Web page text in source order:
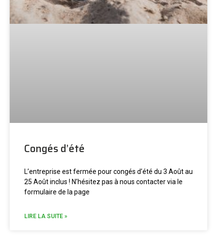
Congés d’été
L’entreprise est fermée pour congés d’été du 3 Août au
25 Août inclus ! N’hésitez pas à nous contacter via le
formulaire de la page
LIRE LA SUITE »